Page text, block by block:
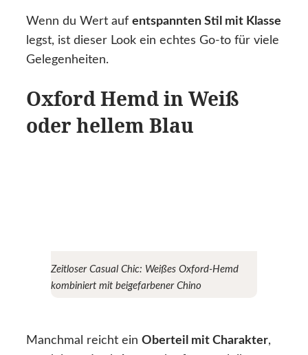
Wenn du Wert auf entspannten Stil mit Klasse
legst, ist dieser Look ein echtes Go-to für viele
Gelegenheiten.
Oxford Hemd in Weiß
oder hellem Blau
Zeitloser Casual Chic: Weißes Oxford-Hemd
kombiniert mit beigefarbener Chino
Manchmal reicht ein Oberteil mit Charakter,